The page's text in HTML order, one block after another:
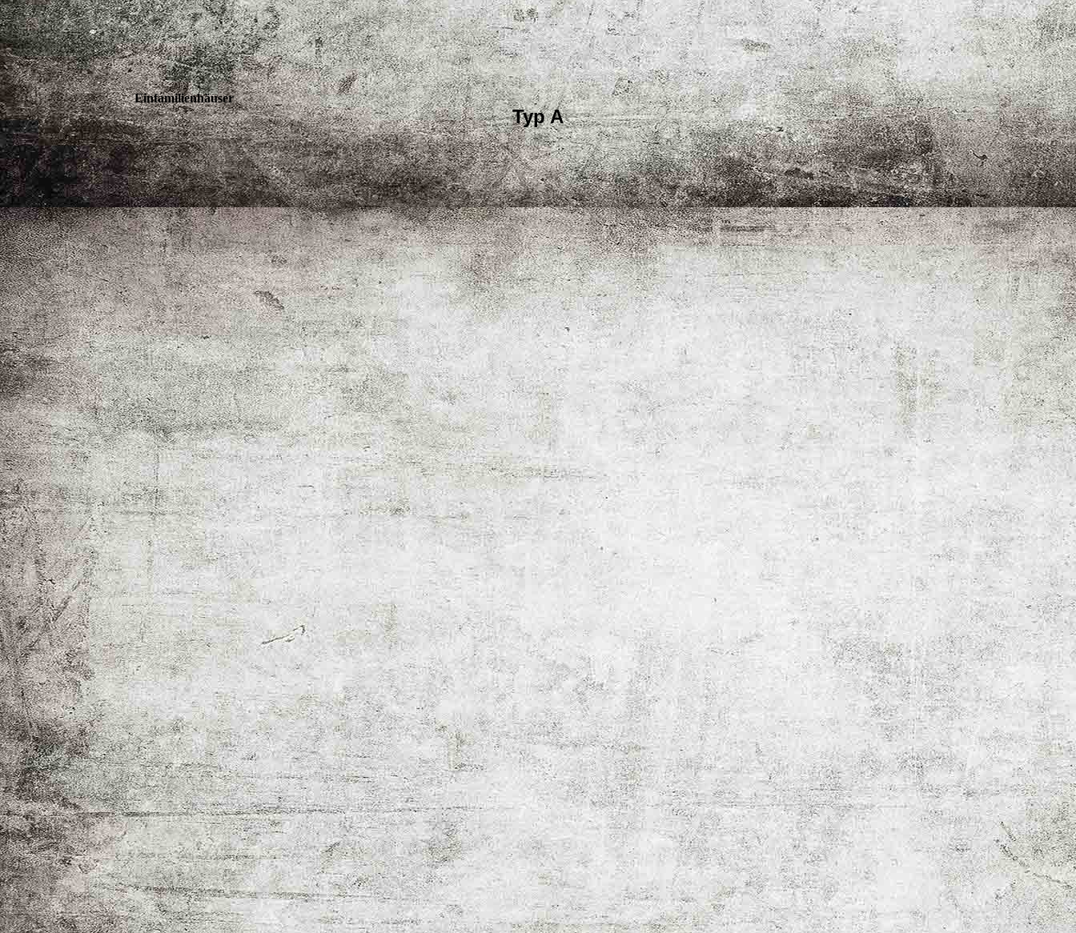
Einfamilienhäuser
Typ A